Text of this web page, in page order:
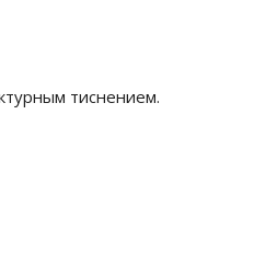
тиснением.